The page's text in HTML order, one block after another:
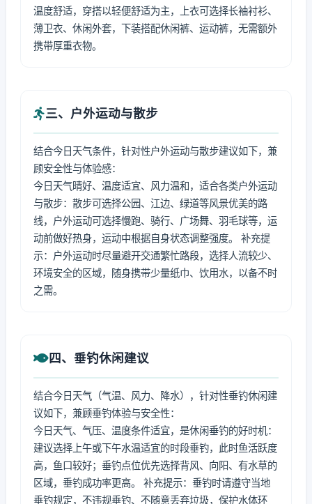
温度舒适，穿搭以轻便舒适为主，上衣可选择长袖衬衫、
薄卫衣、休闲外套，下装搭配休闲裤、运动裤，无需额外
携带厚重衣物。
三、户外运动与散步
结合今日天气条件，针对性户外运动与散步建议如下，兼
顾安全性与体验感：
今日天气晴好、温度适宜、风力温和，适合各类户外运动
与散步：散步可选择公园、江边、绿道等风景优美的路
线，户外运动可选择慢跑、骑行、广场舞、羽毛球等，运
动前做好热身，运动中根据自身状态调整强度。 补充提
示：户外运动时尽量避开交通繁忙路段，选择人流较少、
环境安全的区域，随身携带少量纸巾、饮用水，以备不时
之需。
四、垂钓休闲建议
结合今日天气（气温、风力、降水），针对性垂钓休闲建
议如下，兼顾垂钓体验与安全性：
今日天气、气压、温度条件适宜，是休闲垂钓的好时机：
建议选择上午或下午水温适宜的时段垂钓，此时鱼活跃度
高，鱼口较好；垂钓点位优先选择背风、向阳、有水草的
区域，垂钓成功率更高。 补充提示：垂钓时请遵守当地
垂钓规定，不违规垂钓、不随意丢弃垃圾，保护水体环